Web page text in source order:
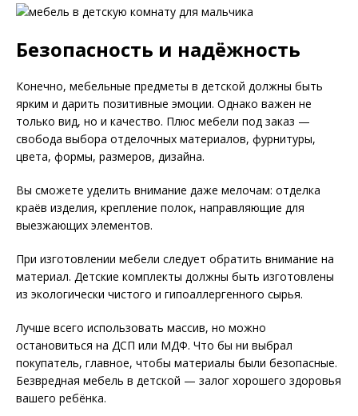
Безопасность и надёжность
Конечно, мебельные предметы в детской должны быть
ярким и дарить позитивные эмоции. Однако важен не
только вид, но и качество. Плюс мебели под заказ —
свобода выбора отделочных материалов, фурнитуры,
цвета, формы, размеров, дизайна.
Вы сможете уделить внимание даже мелочам: отделка
краёв изделия, крепление полок, направляющие для
выезжающих элементов.
При изготовлении мебели следует обратить внимание на
материал. Детские комплекты должны быть изготовлены
из экологически чистого и гипоаллергенного сырья.
Лучше всего использовать массив, но можно
остановиться на ДСП или МДФ. Что бы ни выбрал
покупатель, главное, чтобы материалы были безопасные.
Безвредная мебель в детской — залог хорошего здоровья
вашего ребёнка.